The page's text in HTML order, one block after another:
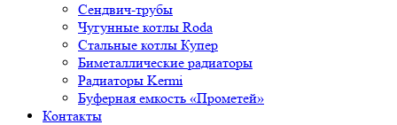
Сендвич-трубы
Чугунные котлы Roda
Стальные котлы Купер
Биметаллические радиаторы
Радиаторы Kermi
Буферная емкость «Прометей»
Контакты